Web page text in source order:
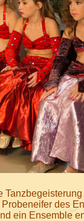
des
ein Ensemble